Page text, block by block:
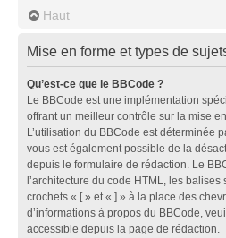
Haut
Mise en forme et types de
Qu’est-ce que le BBCode ?
Le BBCode est une implémentation
offrant un meilleur contrôle sur la mise
L’utilisation du BBCode est déterminée
vous est également possible de la
depuis le formulaire de rédaction. Le
l’architecture du code HTML, les
crochets « [ » et « ] » à la place des
d’informations à propos du BBCode,
accessible depuis la page de rédaction.